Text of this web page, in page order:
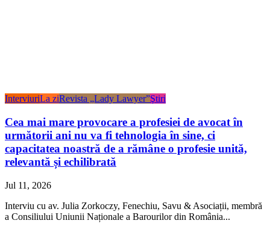
InterviuriLa ziRevista „Lady Lawyer”Ştiri
Cea mai mare provocare a profesiei de avocat în
următorii ani nu va fi tehnologia în sine, ci
capacitatea noastră de a rămâne o profesie unită,
relevantă și echilibrată
Jul 11, 2026
Interviu cu av. Julia Zorkoczy, Fenechiu, Savu & Asociații, membră
a Consiliului Uniunii Naționale a Barourilor din România...